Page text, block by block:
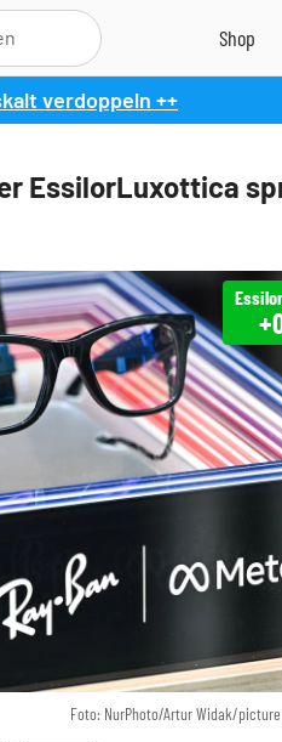
verdoppeln ++
EssilorLuxottica
Foto: NurPhoto/Artur Widak/